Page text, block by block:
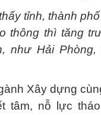
tỉnh, thành
thông thì tăng
như Hải Phòng,
Xây dựng
tâm, nỗ lực